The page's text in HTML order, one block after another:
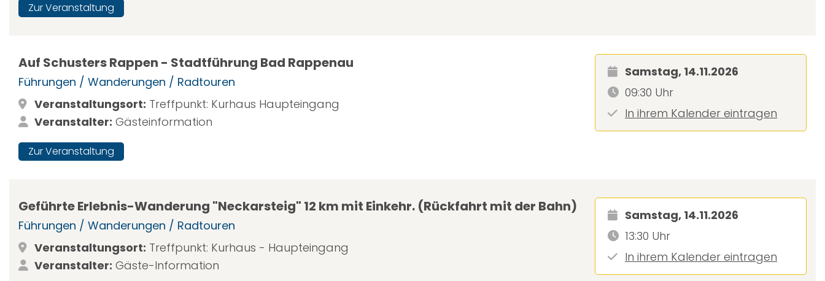
Zur Veranstaltung
Auf Schusters Rappen - Stadtführung Bad Rappenau
Führungen / Wanderungen / Radtouren
Veranstaltungsort: Treffpunkt: Kurhaus Haupteingang
Veranstalter: Gästeinformation
Zur Veranstaltung
Samstag, 14.11.2026
09:30 Uhr
In ihrem Kalender eintragen
Geführte Erlebnis-Wanderung "Neckarsteig" 12 km mit Einkehr. (Rückfahrt mit der Bahn)
Führungen / Wanderungen / Radtouren
Veranstaltungsort: Treffpunkt: Kurhaus - Haupteingang
Veranstalter: Gäste-Information
Samstag, 14.11.2026
13:30 Uhr
In ihrem Kalender eintragen